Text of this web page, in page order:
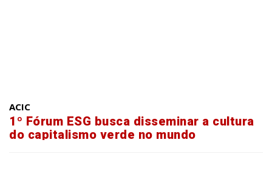
ACIC
1º Fórum ESG busca disseminar a cultura
do capitalismo verde no mundo